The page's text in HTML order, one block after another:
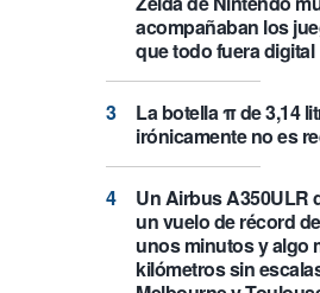
acompañaban los
que todo fuera digital
La botella π de 3,14
irónicamente no es
Un Airbus A350ULR
un vuelo de récord
unos minutos y algo
kilómetros sin